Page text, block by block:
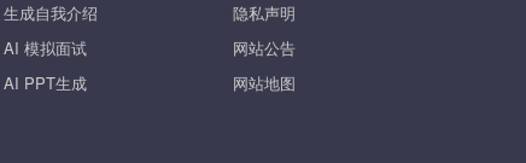
生成自我介绍
AI 模拟面试
AI PPT生成
隐私声明
网站公告
网站地图